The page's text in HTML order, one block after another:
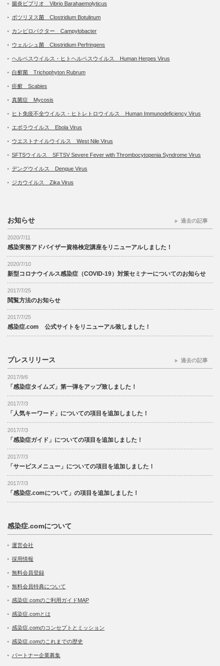
腸炎ビブリオ Vibrio Barahaemolyticus
ボツリヌス菌 Clostridium Botulinum
カンピロバクター Campylobacter
ウェルシュ菌 Clostridium Perfringens
ヘルペスウイルス・ヒトヘルペスウイルス Human Herpes Virus
白癬菌 Trichophyton Rubrum
疥癬 Scabies
真菌症 Mycosis
ヒト免疫不全ウイルス・ヒトレトロウイルス Human Immunodeficiency Virus
エボラウイルス Ebola Virus
ウエストナイルウイルス West Nile Virus
SFTSウイルス SFTSV Severe Fever with Thrombocytopenia Syndrome Virus
デングウイルス Dengue Virus
ジカウイルス Zika Virus
お知らせ
2020/7/11
感染実務アドバイザー資格検定講座をリニューアルしました！
2020/7/10
新型コロナウイルス感染症（COVID-19）対策セミナーについてのお知らせ
2017/7/25
閲覧方法のお知らせ
2017/7/25
感染症.com 公式サイトをリニューアル致しました！
過去の記事
プレスリリース
2017/9/6
「感染症タイムズ」第一弾をアップ致しました！
2017/7/3
「人気キーワード」についての項目を追加しました！
2017/7/3
「感染症ガイド」についての項目を追加しました！
2017/7/3
「サービスメニュー」についての項目を追加しました！
2017/7/3
「感染症.comについて」の項目を追加しました！
過去の記事
感染症.comについて
運営会社
採用情報
無料会員登録
無料会員特典について
感染症.comのご利用ガイドMAP
感染症.comとは
感染症.comのコンセプトとミッション
感染症.comのこれまでの歴史
パートナー企業募集